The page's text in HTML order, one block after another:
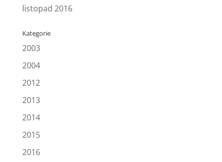
listopad 2016
Kategorie
2003
2004
2012
2013
2014
2015
2016